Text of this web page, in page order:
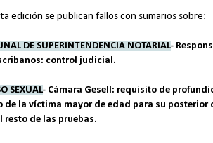
edición se publican fallos con sumarios sobre:
DE SUPERINTENDENCIA NOTARIAL-
control judicial.
SEXUAL- Cámara Gesell: requisito de
de la víctima mayor de edad para su
resto de las pruebas.